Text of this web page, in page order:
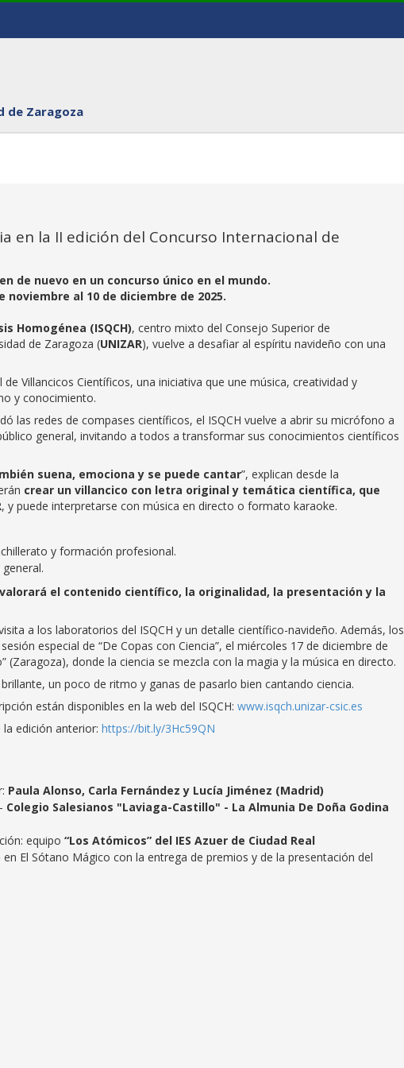
de Zaragoza
en la II edición del Concurso Internacional de
de nuevo en un concurso único en el mundo.
al 10 de diciembre de 2025.
Homogénea (ISQCH), centro mixto del Consejo Superior de
de Zaragoza (UNIZAR), vuelve a desafiar al espíritu navideño con una
Villancicos Científicos, una iniciativa que une música, creatividad y
y conocimiento.
las redes de compases científicos, el ISQCH vuelve a abrir su micrófono a
general, invitando a todos a transformar sus conocimientos científicos
suena, emociona y se puede cantar”, explican desde la
crear un villancico con letra original y temática científica, que
, y puede interpretarse con música en directo o formato karaoke.
y formación profesional.
valorará el contenido científico, la originalidad, la presentación y la
a los laboratorios del ISQCH y un detalle científico-navideño. Además, los
especial de “De Copas con Ciencia”, el miércoles 17 de diciembre de
(Zaragoza), donde la ciencia se mezcla con la magia y la música en directo.
un poco de ritmo y ganas de pasarlo bien cantando ciencia.
están disponibles en la web del ISQCH: www.isqch.unizar-csic.es
edición anterior: https://bit.ly/3Hc59QN
Paula Alonso, Carla Fernández y Lucía Jiménez (Madrid)
Colegio Salesianos "Laviaga-Castillo" - La Almunia De Doña Godina
equipo “Los Atómicos” del IES Azuer de Ciudad Real
El Sótano Mágico con la entrega de premios y de la presentación del